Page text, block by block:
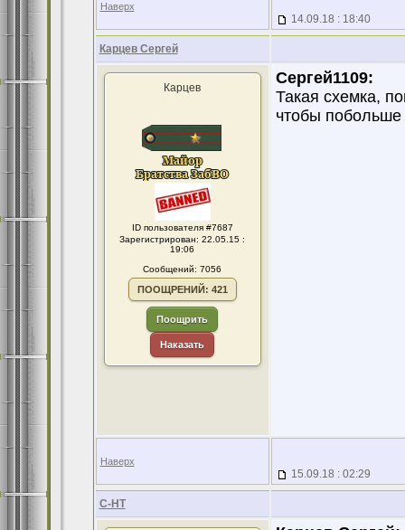
Наверх
14.09.18 : 18:40
Карцев Сергей
Карцев
ID пользователя #7687
Зарегистрирован: 22.05.15 :
19:06
Сообщений: 7056
ПООЩРЕНИЙ: 421
Поощрить
Наказать
Сергей1109:
Такая схемка,
чтобы побольше
Наверх
15.09.18 : 02:29
С-НТ